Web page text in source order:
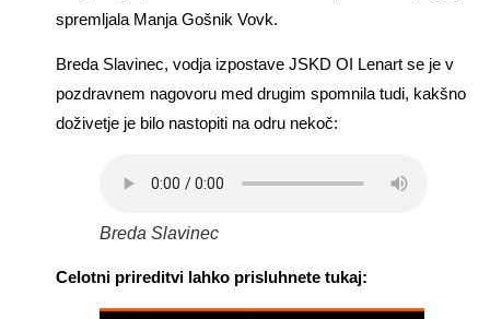
spremljala Manja Gošnik Vovk.
Breda Slavinec, vodja izpostave JSKD OI Lenart se je v
pozdravnem nagovoru med drugim spomnila tudi, kakšno
doživetje je bilo nastopiti na odru nekoč:
Breda Slavinec
Celotni prireditvi lahko prisluhnete tukaj: